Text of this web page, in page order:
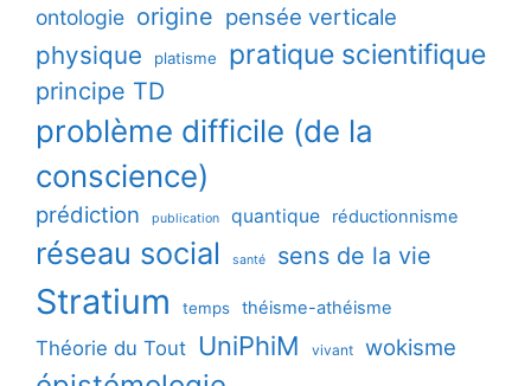
ontologie origine pensée verticale
physique platisme pratique scientifique
principe TD
problème difficile (de la
conscience)
prédiction publication quantique réductionnisme
réseau social santé sens de la vie
Stratium temps théisme-athéisme
Théorie du Tout UniPhiM vivant wokisme